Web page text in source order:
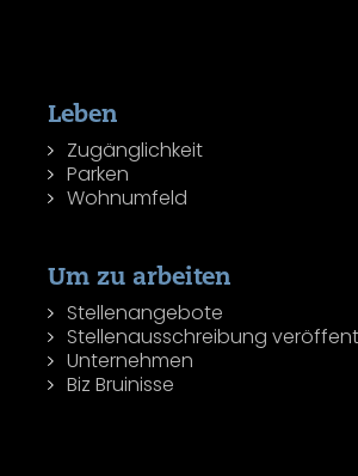
Leben
Zugänglichkeit
Parken
Wohnumfeld
Um zu arbeiten
Stellenangebote
Stellenausschreibung
Unternehmen
Biz Bruinisse